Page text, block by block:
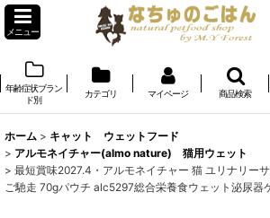
メニュー
年齢症状ブラン
ド別
カテゴリ マイページ 商品検索
ホーム > キャット ウェットフード
> アルモネイチャー(almo nature) 猫用ウェット
> 最短賞味2027.4・アルモネイチャー 猫 ユリナリー
ご馳走 70gパウチ alc5297総合栄養食ウェット泌尿器